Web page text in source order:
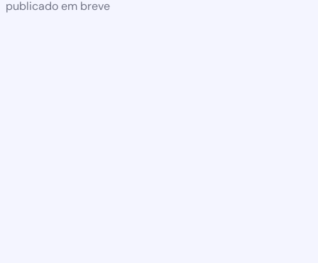
publicado em breve